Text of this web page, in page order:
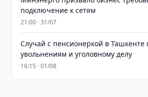
подключение к сетям
21:00 · 31/07
Случай с пенсионеркой в Ташкенте
увольнениям и уголовному делу
16:15 · 01/08